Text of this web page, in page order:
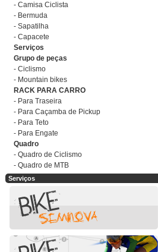
- Camisa Ciclista
- Bermuda
- Sapatilha
- Capacete
Serviços
Grupo de peças
- Ciclismo
- Mountain bikes
RACK PARA CARRO
- Para Traseira
- Para Caçamba de Pickup
- Para Teto
- Para Engate
Quadro
- Quadro de Ciclismo
- Quadro de MTB
Serviços